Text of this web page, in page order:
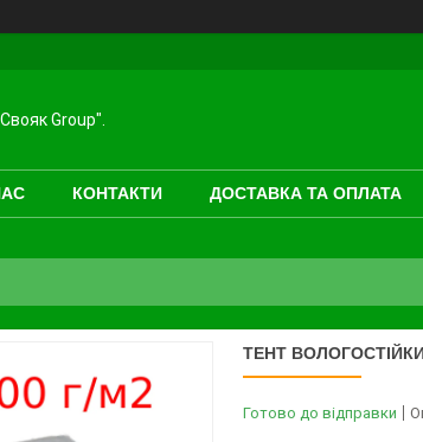
Group".
КОНТАКТИ ДОСТАВКА ТА ОПЛАТА
ТЕНТ
Готово до відправки